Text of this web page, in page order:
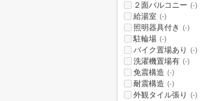
２面バルコニー (-)
給湯室 (-)
照明器具付き (-)
駐輪場 (-)
バイク置場あり (-)
洗濯機置場有 (-)
免震構造 (-)
耐震構造 (-)
外観タイル張り (-)